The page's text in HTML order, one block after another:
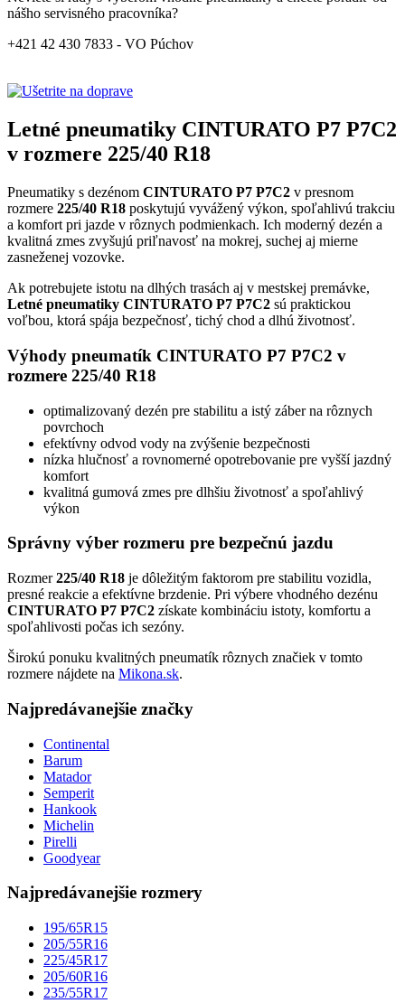
nášho servisného pracovníka?
+421 42 430 7833 - VO Púchov
Letné pneumatiky CINTURATO P7 P7C2
v rozmere 225/40 R18
Pneumatiky s dezénom CINTURATO P7 P7C2 v presnom
rozmere 225/40 R18 poskytujú vyvážený výkon, spoľahlivú trakciu
a komfort pri jazde v rôznych podmienkach. Ich moderný dezén a
kvalitná zmes zvyšujú priľnavosť na mokrej, suchej aj mierne
zasneženej vozovke.
Ak potrebujete istotu na dlhých trasách aj v mestskej premávke,
Letné pneumatiky CINTURATO P7 P7C2 sú praktickou
voľbou, ktorá spája bezpečnosť, tichý chod a dlhú životnosť.
Výhody pneumatík CINTURATO P7 P7C2 v
rozmere 225/40 R18
optimalizovaný dezén pre stabilitu a istý záber na rôznych
povrchoch
efektívny odvod vody na zvýšenie bezpečnosti
nízka hlučnosť a rovnomerné opotrebovanie pre vyšší jazdný
komfort
kvalitná gumová zmes pre dlhšiu životnosť a spoľahlivý
výkon
Správny výber rozmeru pre bezpečnú jazdu
Rozmer225/40 R18 je dôležitým faktorom pre stabilitu vozidla,
presné reakcie a efektívne brzdenie. Pri výbere vhodného dezénu
CINTURATO P7 P7C2 získate kombináciu istoty, komfortu a
spoľahlivosti počas ich sezóny.
Širokú ponuku kvalitných pneumatík rôznych značiek v tomto
rozmere nájdete na Mikona.sk.
Najpredávanejšie značky
Continental
Barum
Matador
Semperit
Hankook
Michelin
Pirelli
Goodyear
Najpredávanejšie rozmery
195/65R15
205/55R16
225/45R17
205/60R16
235/55R17